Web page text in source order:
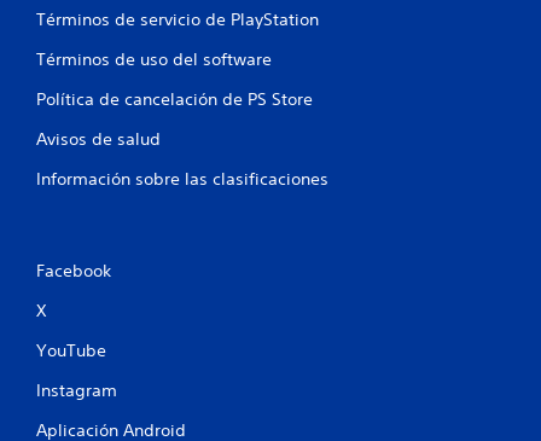
Términos de servicio de PlayStation
Términos de uso del software
Política de cancelación de PS Store
Avisos de salud
Información sobre las clasificaciones
Facebook
X
YouTube
Instagram
Aplicación Android